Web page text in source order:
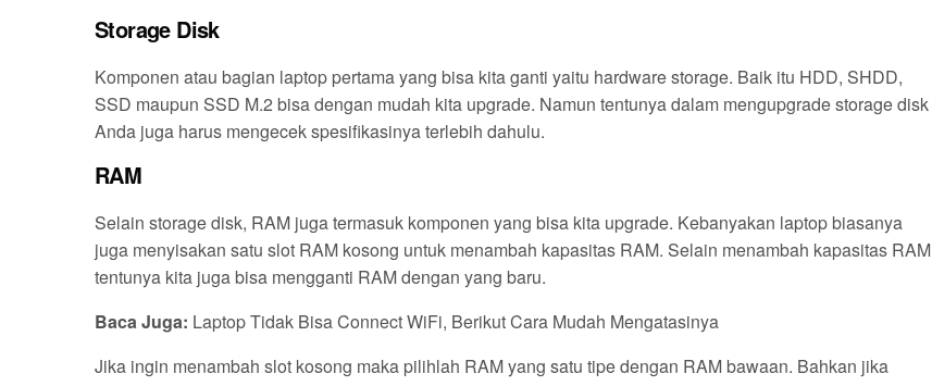
Storage Disk
Komponen atau bagian laptop pertama yang bisa kita ganti yaitu hardware storage. Baik itu HDD, SHDD,
SSD maupun SSD M.2 bisa dengan mudah kita upgrade. Namun tentunya dalam mengupgrade storage disk
Anda juga harus mengecek spesifikasinya terlebih dahulu.
RAM
Selain storage disk, RAM juga termasuk komponen yang bisa kita upgrade. Kebanyakan laptop biasanya
juga menyisakan satu slot RAM kosong untuk menambah kapasitas RAM. Selain menambah kapasitas RAM
tentunya kita juga bisa mengganti RAM dengan yang baru.
Baca Juga: Laptop Tidak Bisa Connect WiFi, Berikut Cara Mudah Mengatasinya
Jika ingin menambah slot kosong maka pilihlah RAM yang satu tipe dengan RAM bawaan. Bahkan jika